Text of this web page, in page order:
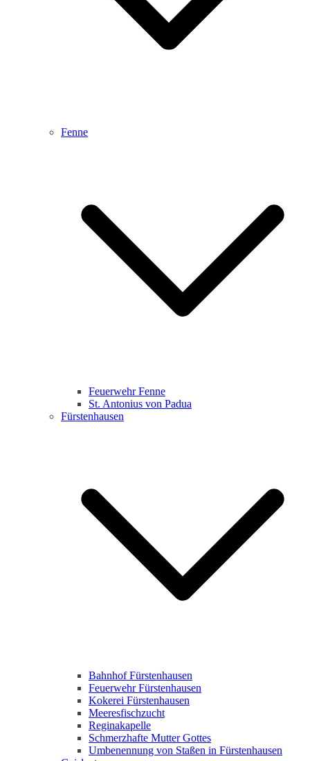
Fenne
Feuerwehr Fenne
St. Antonius von Padua
Fürstenhausen
Bahnhof Fürstenhausen
Feuerwehr Fürstenhausen
Kokerei Fürstenhausen
Meeresfischzucht
Reginakapelle
Schmerzhafte Mutter Gottes
Umbenennung von Staßen in Fürstenhausen